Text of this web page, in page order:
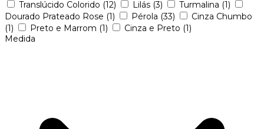
Translúcido Colorido (12) Lilás (3) Turmalina (1)
Dourado Prateado Rose (1) Pérola (33)
Cinza Chumbo
(1)
Preto e Marrom (1) Cinza e Preto (1)
Medida